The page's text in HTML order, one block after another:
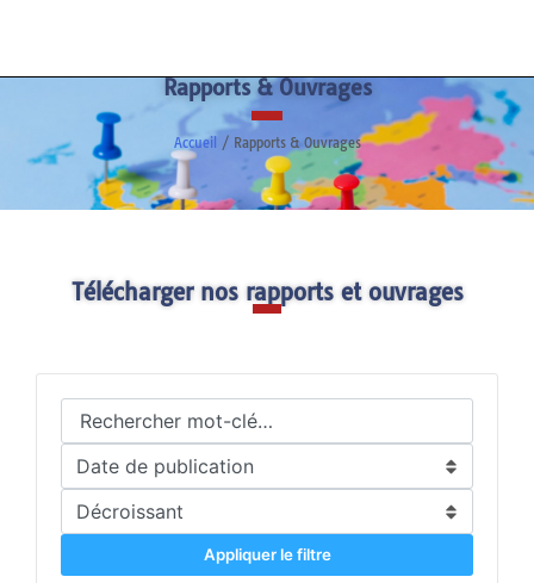
Rapports & Ouvrages
Accueil / Rapports & Ouvrages
Télécharger nos rapports et ouvrages
Appliquer le filtre